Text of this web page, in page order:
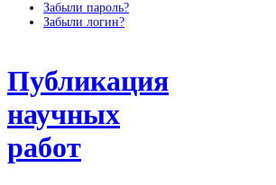
Забыли пароль?
Забыли логин?
Публикация
научных
работ